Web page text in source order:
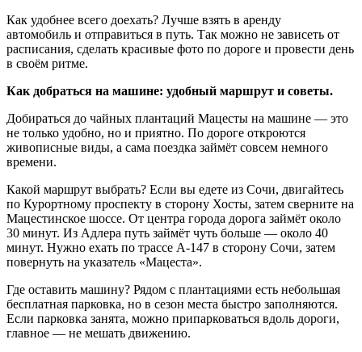
Как удобнее всего доехать? Лучше взять в аренду
автомобиль и отправиться в путь. Так можно не зависеть от
расписания, сделать красивые фото по дороге и провести день
в своём ритме.
Как добраться на машине: удобный маршрут и советы.
Добираться до чайных плантаций Мацесты на машине — это
не только удобно, но и приятно. По дороге откроются
живописные виды, а сама поездка займёт совсем немного
времени.
Какой маршрут выбрать? Если вы едете из Сочи, двигайтесь
по Курортному проспекту в сторону Хосты, затем сверните на
Мацестинское шоссе. От центра города дорога займёт около
30 минут. Из Адлера путь займёт чуть больше — около 40
минут. Нужно ехать по трассе А-147 в сторону Сочи, затем
повернуть на указатель «Мацеста».
Где оставить машину? Рядом с плантациями есть небольшая
бесплатная парковка, но в сезон места быстро заполняются.
Если парковка занята, можно припарковаться вдоль дороги,
главное — не мешать движению.